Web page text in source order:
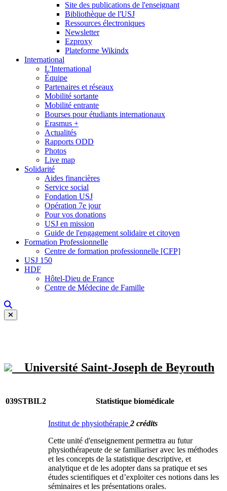
Site des publications de l'enseignant
Bibliothèque de l'USJ
Ressources électroniques
Newsletter
Ezproxy
Plateforme Wikindx
International
L'International
Équipe
Partenaires et réseaux
Mobilité sortante
Mobilité entrante
Bourses pour étudiants internationaux
Erasmus +
Actualités
Rapports ODD
Photos
Live map
Solidarité
Aides financières
Service social
Fondation USJ
Opération 7e jour
Pour vos donations
USJ en mission
Guide de l'engagement solidaire et citoyen
Formation Professionnelle
Centre de formation professionnelle [CFP]
USJ 150
HDF
Hôtel-Dieu de France
Centre de Médecine de Famille
Université Saint-Joseph de Beyrouth
039STBIL2 Statistique biomédicale
Institut de physiothérapie 2 crédits
Cette unité d'enseignement permettra au futur
physiothérapeute de se familiariser avec les méthodes
et les concepts de la statistique descriptive, et
analytique et de les adopter dans sa pratique et ses
études scientifiques et d’exploiter ces notions dans les
séminaires et les présentations orales.